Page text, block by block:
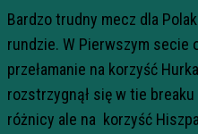
Bardzo trudny mecz dla
rundzie. W Pierwszym secie
przełamanie na korzyść
rozstrzygnął się w tie
różnicy ale na korzyść